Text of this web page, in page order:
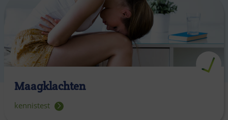
Maagklachten
kennistest